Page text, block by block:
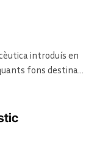
introduís en
fons destina…